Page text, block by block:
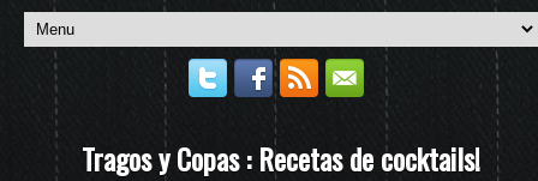
Tragos y Copas : Recetas de cocktails!